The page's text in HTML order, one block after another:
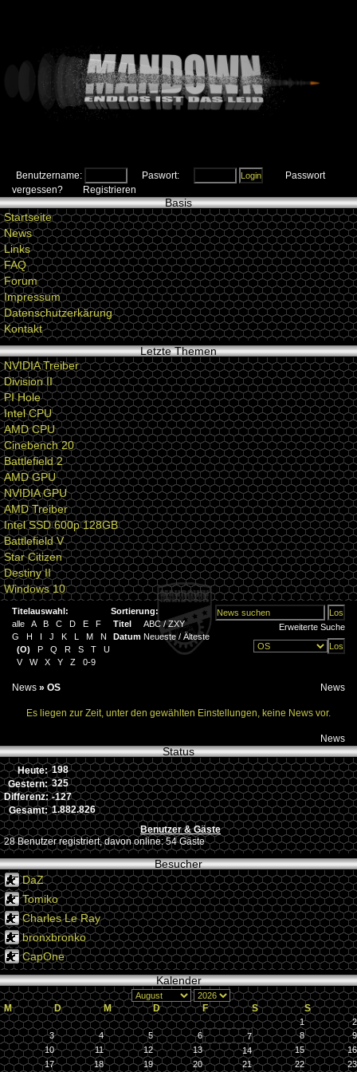
Benutzername: Paswort:
Passwort
vergessen?
Registrieren
Basis
Startseite
News
Links
FAQ
Forum
Impressum
Datenschutzerkärung
Kontakt
Letzte Themen
NVIDIA Treiber
Division II
PI Hole
Intel CPU
AMD CPU
Cinebench 20
Battlefield 2
AMD GPU
NVIDIA GPU
AMD Treiber
Intel SSD 600p 128GB
Battlefield V
Star Citizen
Destiny II
Windows 10
Titelauswahl:
alle
A B C D E
F
G
H I J K L M
N
(O) P Q R S T
U
V
W X Y Z 0-9
Sortierung:
Titel
ABC/ZXY
Datum Neueste / Älteste
Erweiterte Suche
News » OS News
Es liegen zur Zeit, unter den gewählten Einstellungen, keine News vor.
News
Status
Heute: 198
Gestern: 325
Differenz: -127
Gesamt: 1.882.826
Benutzer & Gäste
28 Benutzer registriert, davon online: 54 Gäste
Besucher
DaZ
Tomiko
Charles Le Ray
bronxbronko
CapOne
Kalender
M D M D F S S
1
2
3
4 5 6 7 8
9
10
11 12 13 14 15
16
17
18 19 20 21 22 23